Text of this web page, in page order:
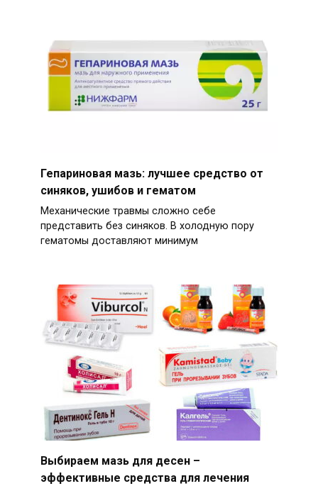
Гепариновая мазь: лучшее средство от
синяков, ушибов и гематом
Механические травмы сложно себе
представить без синяков. В холодную пору
гематомы доставляют минимум
Выбираем мазь для десен –
эффективные средства для лечения